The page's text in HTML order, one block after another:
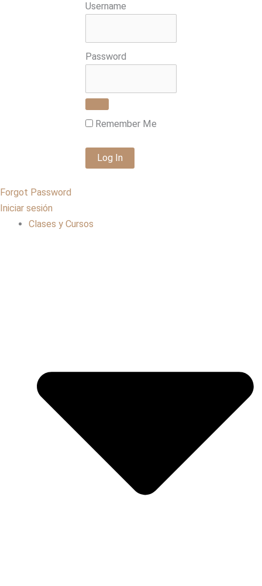
Username
Password
Remember Me
Forgot Password
Iniciar sesión
Clases y Cursos